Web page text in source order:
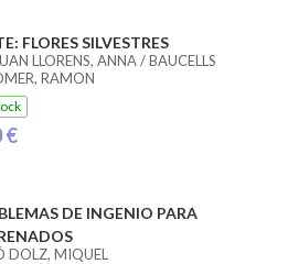
FLORES SILVESTRES
LLORENS, ANNA / BAUCELLS
RAMON
€
DE INGENIO PARA
DOLZ, MIQUEL